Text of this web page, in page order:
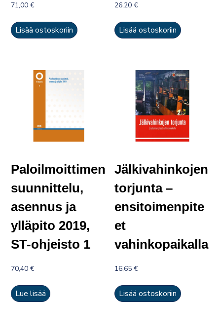
71,00€
Lisää ostoskoriin
26,20€
Lisää ostoskoriin
Paloilmoittimen
suunnittelu,
asennus ja
ylläpito 2019,
ST-ohjeisto 1
70,40€
Lue lisää
Jälkivahinkojen
torjunta –
ensitoimenpite
et
vahinkopaikalla
16,65€
Lisää ostoskoriin